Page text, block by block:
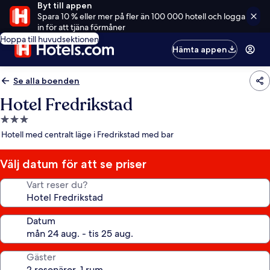
Byt till appen
Spara 10 % eller mer på fler än 100 000 hotell och logga
in för att tjäna förmåner
Hoppa till huvudsektionen
Hämta appen
Se alla boenden
Hotel Fredrikstad
3.0-
stjärnigt
Hotell med centralt läge i Fredrikstad med bar
Välj datum för att se priser
Vart reser du?
Datum
Gäster